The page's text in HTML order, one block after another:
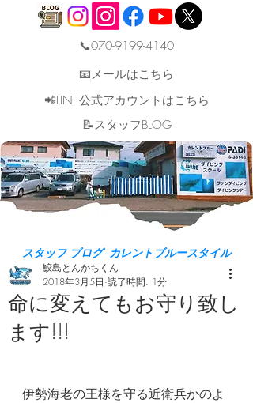
📞070-9199-4140
📧メールはこちら
📲LINE公式アカウントはこちら
​📝スタッフBLOG
スタッフ ブログ カレントブルースタイル
命に変えてもお守り致し
ます!!!
鮫島とんかちくん
2018年3月5日 読了時間: 1分
伊勢海老の王様を守る近衛兵かのよ